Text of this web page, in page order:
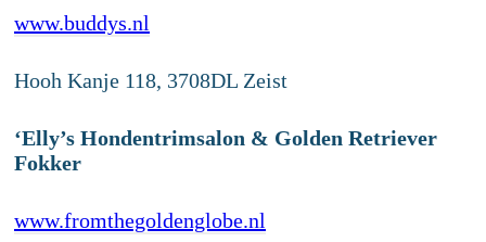
www.buddys.nl
Hooh Kanje 118, 3708DL Zeist
‘Elly’s Hondentrimsalon & Golden Retriever
Fokker
www.fromthegoldenglobe.nl